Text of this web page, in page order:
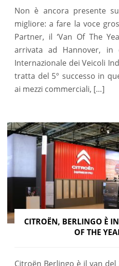
Non è ancora presente
migliore: a fare la voce
Partner, il ‘Van Of The
arrivata ad Hannover, in
Internazionale dei Veicoli
tratta del 5° successo in
ai mezzi commerciali, […]
CITROËN, BERLINGO È
OF THE
Citroën Berlingo è il van del